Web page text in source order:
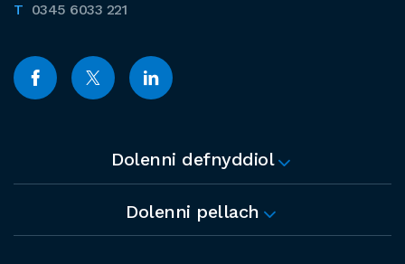
0345 6033 221
Dolenni defnyddiol
Dolenni pellach